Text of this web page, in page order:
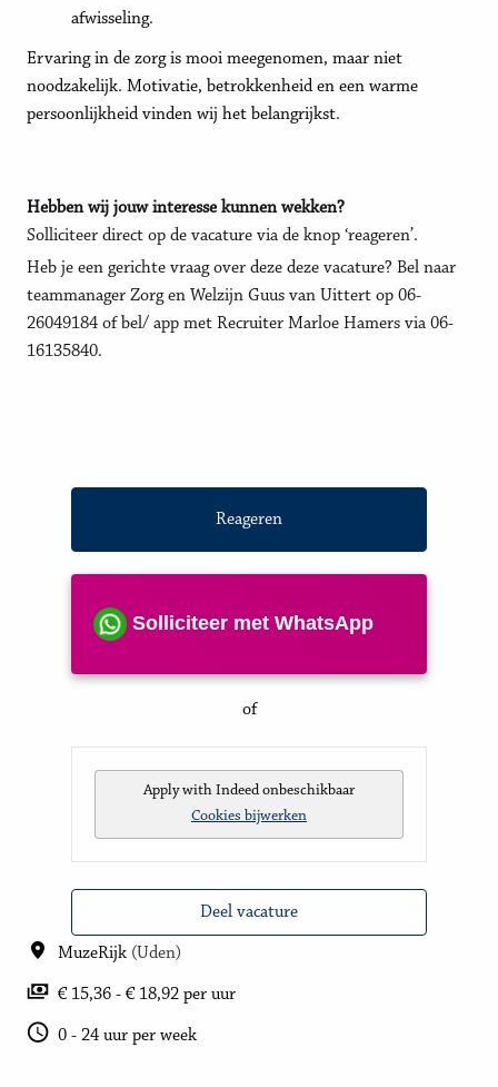
afwisseling.
Ervaring in de zorg is mooi meegenomen, maar niet
noodzakelijk. Motivatie, betrokkenheid en een warme
persoonlijkheid vinden wij het belangrijkst.
Hebben wij jouw interesse kunnen wekken?
Solliciteer direct op de vacature via de knop ‘reageren’.
Heb je een gerichte vraag over deze deze vacature? Bel naar
teammanager Zorg en Welzijn Guus van Uittert op 06-
26049184 of bel/ app met Recruiter Marloe Hamers via 06-
16135840.
Reageren
Solliciteer met WhatsApp
of
Apply with Indeed onbeschikbaar
Cookies bijwerken
Deel vacature
MuzeRijk (Uden)
€ 15,36 - € 18,92 per uur
0 - 24 uur per week